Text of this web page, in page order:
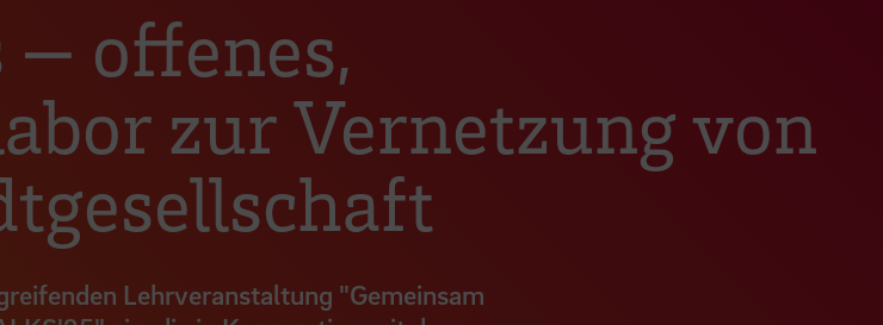
— offenes,
zur Vernetzung von
Lehrveranstaltung "Gemeinsam